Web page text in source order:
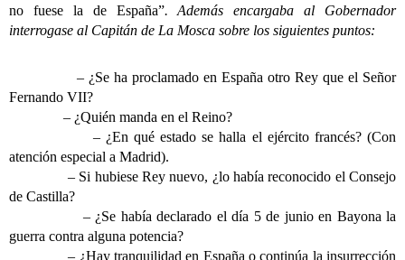
no fuese la de España”. Además encargaba al Gobernador
interrogase al Capitán de La Mosca sobre los siguientes puntos:
– ¿Se ha proclamado en España otro Rey que el Señor
Fernando VII?
– ¿Quién manda en el Reino?
– ¿En qué estado se halla el ejército francés? (Con
atención especial a Madrid).
– Si hubiese Rey nuevo, ¿lo había reconocido el Consejo
de Castilla?
– ¿Se había declarado el día 5 de junio en Bayona la
guerra contra alguna potencia?
– ¿Hay tranquilidad en España o continúa la insurrección